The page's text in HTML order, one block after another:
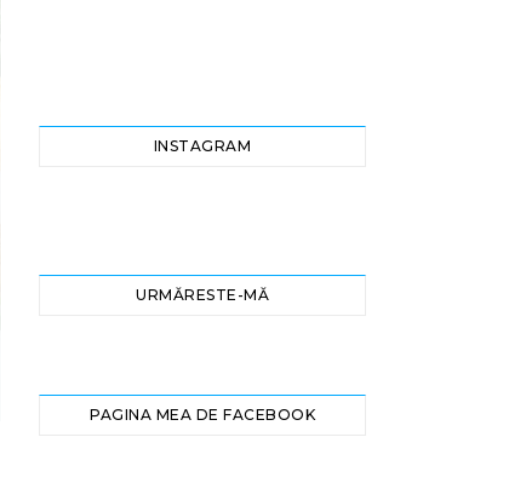
INSTAGRAM
URMĂRESTE-MĂ
PAGINA MEA DE FACEBOOK